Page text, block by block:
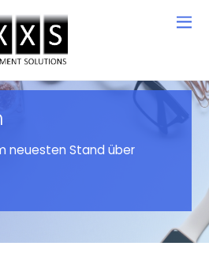
neuesten Stand über